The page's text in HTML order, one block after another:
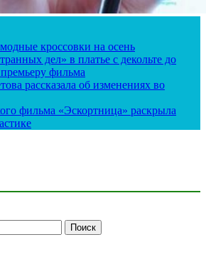
кроссовки на осень
дел» в платье с декольте до
фильма
рассказала об изменениях во
фильма «Эскортница» раскрыла